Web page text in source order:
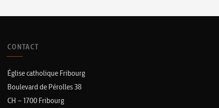
CONTACT
Église catholique Fribourg
Boulevard de Pérolles 38
CH – 1700 Fribourg